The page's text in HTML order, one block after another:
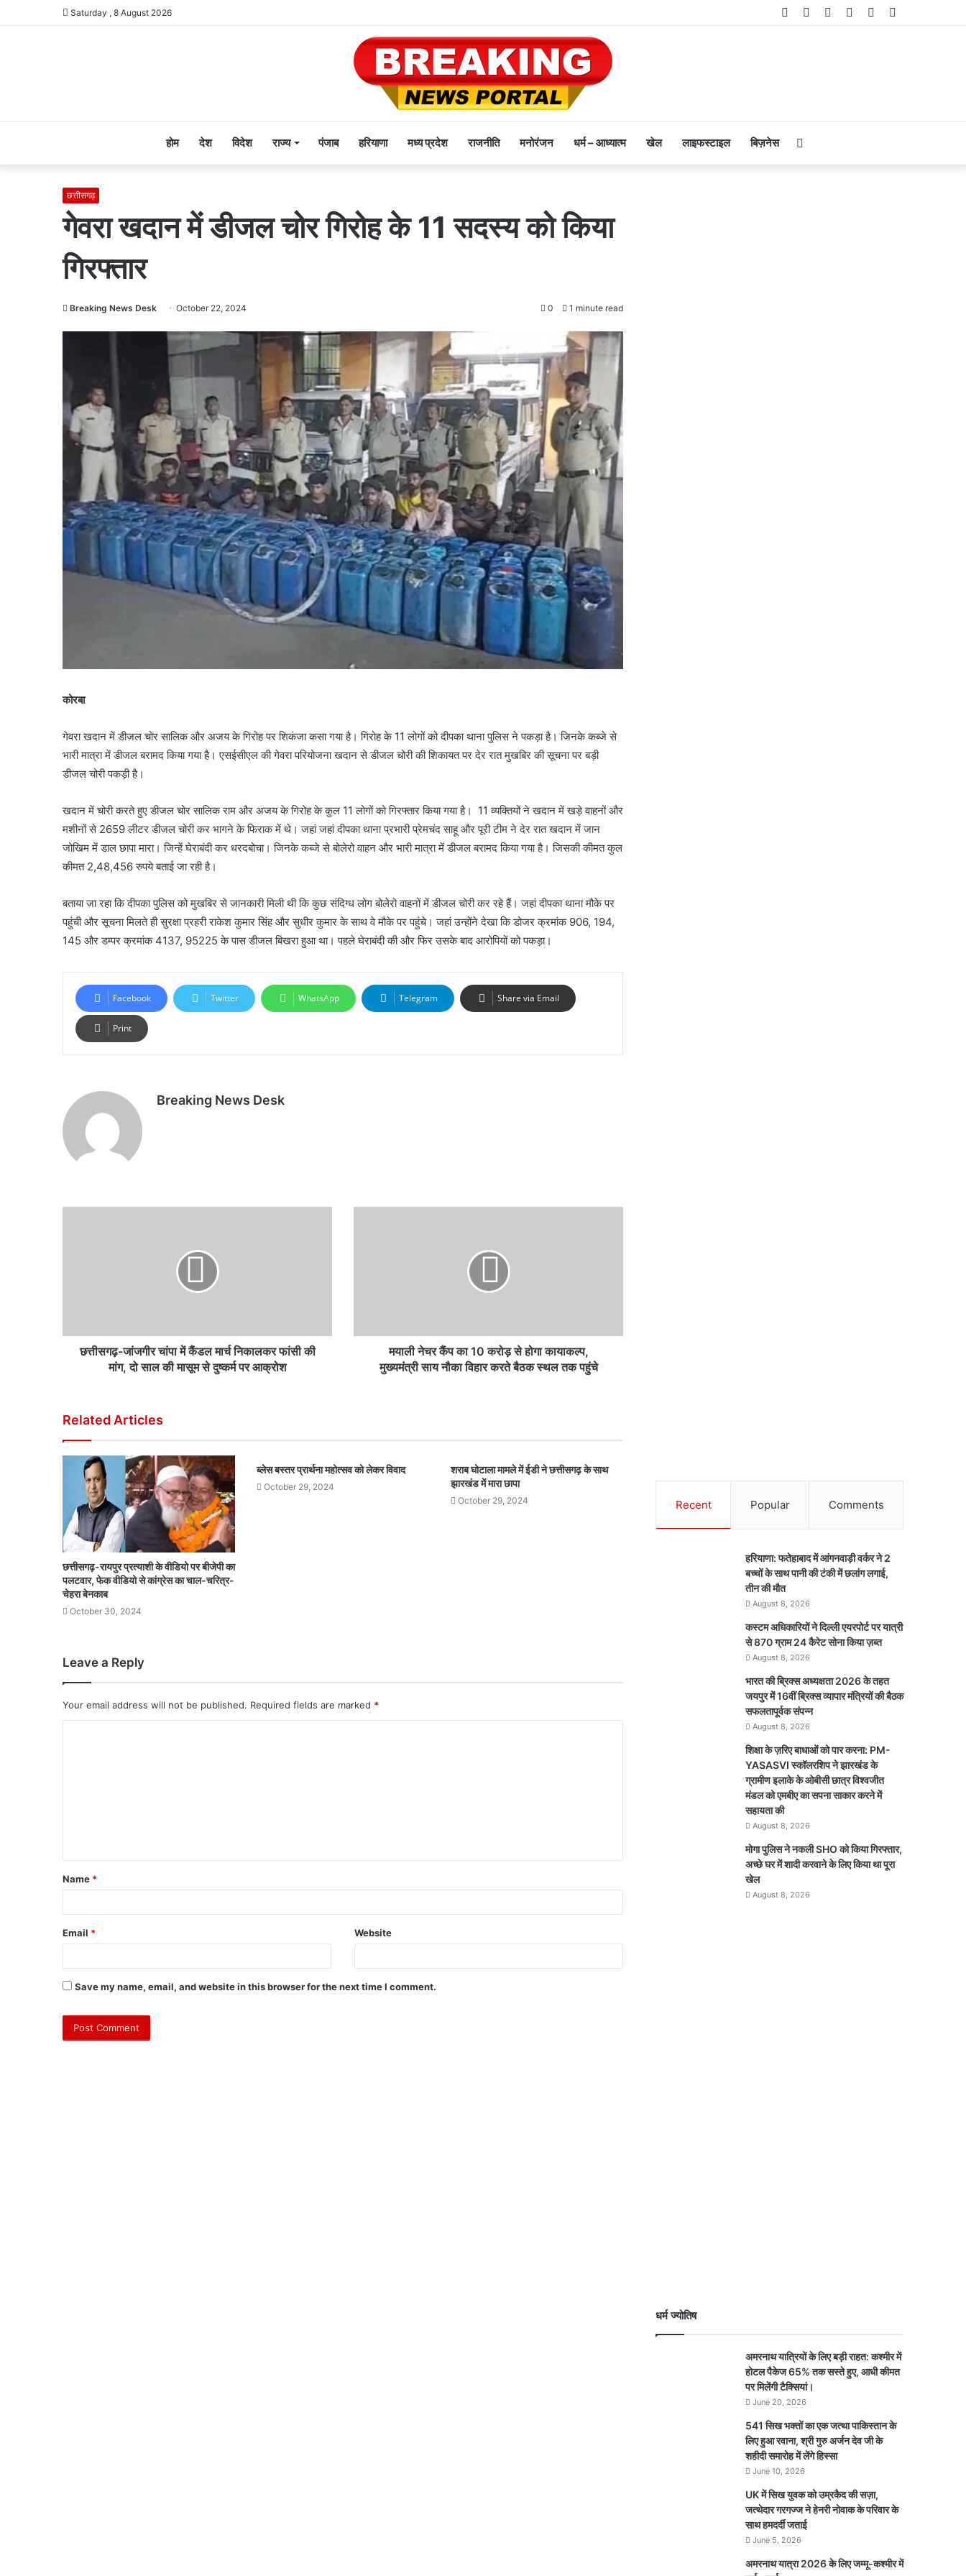
Saturday , 8 August 2026 Telegram
Instagram
YouTube
Twitter
Facebook
होम देश विदेश राज्य पंजाब हरियाणा मध्य प्रदेश राजनीति मनोरंजन धर्म – आध्यात्म खेल लाइफस्टाइल बिज़नेस
छत्तीसगढ़
गेवरा खदान में डीजल चोर गिरोह के 11 सदस्य को किया
गिरफ्तार
Breaking News Desk October 22, 2024 0 1 minute read
कोरबा
गेवरा खदान में डीजल चोर सालिक और अजय के गिरोह पर शिकंजा कसा गया है। गिरोह के 11 लोगों को दीपका थाना पुलिस ने पकड़ा है। जिनके कब्जे से
भारी मात्रा में डीजल बरामद किया गया है। एसईसीएल की गेवरा परियोजना खदान से डीजल चोरी की शिकायत पर देर रात मुखबिर की सूचना पर बड़ी
डीजल चोरी पकड़ी है।
खदान में चोरी करते हुए डीजल चोर सालिक राम और अजय के गिरोह के कुल 11 लोगों को गिरफ्तार किया गया है। 11 व्यक्तियों ने खदान में खड़े वाहनों और
मशीनों से 2659 लीटर डीजल चोरी कर भागने के फिराक में थे। जहां जहां दीपका थाना प्रभारी प्रेमचंद साहू और पूरी टीम ने देर रात खदान में जान
जोखिम में डाल छापा मारा। जिन्हें घेराबंदी कर धरदबोचा। जिनके कब्जे से बोलेरो वाहन और भारी मात्रा में डीजल बरामद किया गया है। जिसकी कीमत कुल
कीमत 2,48,456 रुपये बताई जा रही है।
बताया जा रहा कि दीपका पुलिस को मुखबिर से जानकारी मिली थी कि कुछ संदिग्ध लोग बोलेरो वाहनों में डीजल चोरी कर रहे हैं। जहां दीपका थाना मौके पर
पहुंची और सूचना मिलते ही सुरक्षा प्रहरी राकेश कुमार सिंह और सुधीर कुमार के साथ वे मौके पर पहुंचे। जहां उन्होंने देखा कि डोजर क्रमांक 906, 194,
145 और डम्पर क्रमांक 4137, 95225 के पास डीजल बिखरा हुआ था। पहले घेराबंदी की और फिर उसके बाद आरोपियों को पकड़ा।
Facebook Twitter WhatsApp Telegram Share via Email
Print
Breaking News Desk
छत्तीसगढ़-जांजगीर चांपा में कैंडल मार्च निकालकर फांसी की
मांग, दो साल की मासूम से दुष्कर्म पर आक्रोश
मयाली नेचर कैंप का 10 करोड़ से होगा कायाकल्प,
मुख्यमंत्री साय नौका विहार करते बैठक स्थल तक पहुंचे
Related Articles
छत्तीसगढ़-रायपुर प्रत्याशी के वीडियो पर बीजेपी का
पलटवार, फेक वीडियो से कांग्रेस का चाल-चरित्र-
चेहरा बेनकाब
October 30, 2024
ब्लेस बस्तर प्रार्थना महोत्सव को लेकर विवाद
October 29, 2024
शराब घोटाला मामले में ईडी ने छत्तीसगढ़ के साथ
झारखंड में मारा छापा
October 29, 2024
Leave a Reply
Your email address will not be published. Required fields are marked *
Name *
Email * Website
Save my name, email, and website in this browser for the next time I comment.
Recent Popular Comments
हरियाणा: फतेहाबाद में आंगनवाड़ी वर्कर ने 2
बच्चों के साथ पानी की टंकी में छलांग लगाई,
तीन की मौत
August 8, 2026
कस्टम अधिकारियों ने दिल्ली एयरपोर्ट पर यात्री
से 870 ग्राम 24 कैरेट सोना किया ज़ब्त
August 8, 2026
भारत की ब्रिक्‍स अध्यक्षता 2026 के तहत
जयपुर में 16वीं ब्रिक्‍स व्यापार मंत्रियों की बैठक
सफलतापूर्वक संपन्न
August 8, 2026
शिक्षा के ज़रिए बाधाओं को पार करना: PM-
YASASVI स्कॉलरशिप ने झारखंड के
ग्रामीण इलाके के ओबीसी छात्र विश्वजीत
मंडल को एमबीए का सपना साकार करने में
सहायता की
August 8, 2026
मोगा पुलिस ने नकली SHO को किया गिरफ्तार,
अच्छे घर में शादी करवाने के लिए किया था पूरा
खेल
August 8, 2026
धर्म ज्योतिष
अमरनाथ यात्रियों के लिए बड़ी राहत: कश्मीर में
होटल पैकेज 65% तक सस्ते हुए, आधी कीमत
पर मिलेंगी टैक्सियां।
June 20, 2026
541 सिख भक्तों का एक जत्था पाकिस्तान के
लिए हुआ रवाना, श्री गुरु अर्जन देव जी के
शहीदी समारोह में लेंगे हिस्सा
June 10, 2026
UK में सिख युवक को उम्रकैद की सज़ा,
जत्थेदार गरगज्ज ने हेनरी नोवाक के परिवार के
साथ हमदर्दी जताई
June 5, 2026
अमरनाथ यात्रा 2026 के लिए जम्मू-कश्मीर में